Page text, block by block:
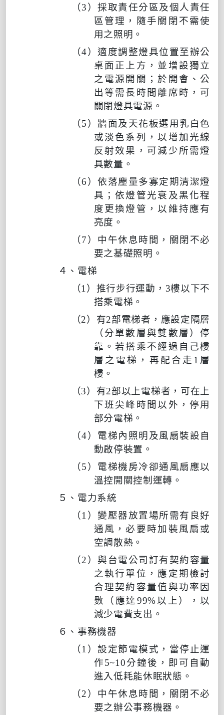
（3）採取責任分區及個人責任
區管理，隨手關閉不需使
用之照明。
（4）適度調整燈具位置至辦公
桌面正上方，並增設獨立
之電源開關；於開會、公
出等需長時間離席時，可
關閉燈具電源。
（5）牆面及天花板選用乳白色
或淡色系列，以增加光線
反射效果，可減少所需燈
具數量。
（6）依落塵量多寡定期清潔燈
具；依燈管光衰及黑化程
度更換燈管，以維持應有
亮度。
（7）中午休息時間，關閉不必
要之基礎照明。
４、電梯
（1 ）推行步行運動， 3樓以下不
搭乘電梯。
（2）有2部電梯者，應設定隔層
（分單數層與雙數層）停
靠。若搭乘不經過自己樓
層之電梯，再配合走 1 層
樓。
（3）有2部以上電梯者，可在上
下班尖峰時間以外，停用
部分電梯。
（4）電梯內照明及風扇裝設自
動啟停裝置。
（5）電梯機房冷卻通風扇應以
溫控開關控制運轉。
５、電力系統
（1 ）變壓器放置場所需有良好
通風，必要時加裝風扇或
空調散熱。
（2）與台電公司訂有契約容量
之執行單位，應定期檢討
合理契約容量值與功率因
數（ 應達99%以上），以
減少電費支出。
６、事務機器
（1 ）設定節電模式，當停止運
作5~10分鐘後，即可自動
進入低耗能休眠狀態。
（2）中午休息時間，關閉不必
要之辦公事務機器。